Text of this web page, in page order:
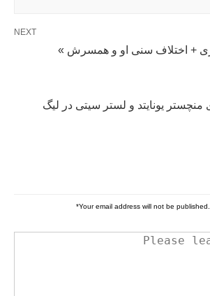
NEXT
+ اختلاف سنی او و همسرش »
یونایتد و لستر سیتی در لیگ
Your email address will not be published.
*